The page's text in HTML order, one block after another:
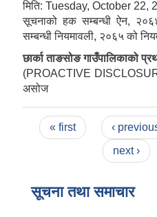
मिति: Tuesday, October 22,
सूचनाको हक सम्बन्धी ऐन,
सम्बन्धी नियमावली, २०६५ को
छार्का ताङसोङ गाउँपालिकाको
(PROACTIVE
असोज
Pages
« first ‹
next ›
सूचना तथा समाचार